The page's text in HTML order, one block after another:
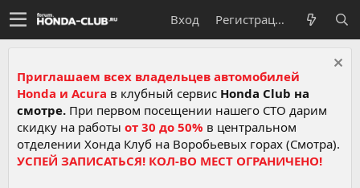
Вход Регистрация
Приглашаем всех владельцев автомобилей
Honda и Acura в клубный сервис Honda Club на
смотре. При первом посещении нашего СТО дарим
скидку на работы от 30 до 50% в центральном
отделении Хонда Клуб на Воробьевых горах (Смотра).
УСПЕЙ ЗАПИСАТЬСЯ! КОЛ-ВО МЕСТ ОГРАНИЧЕНО!